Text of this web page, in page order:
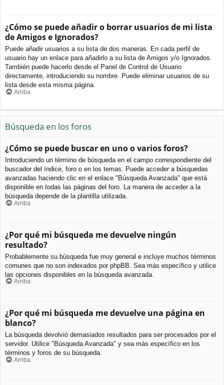
¿Cómo se puede añadir o borrar usuarios de mi lista
de Amigos e Ignorados?
Puede añadir usuarios a su lista de dos maneras. En cada perfil de
usuario hay un enlace para añadirlo a su lista de Amigos y/o Ignorados.
También puede hacerlo desde el Panel de Control de Usuario
directamente, introduciendo su nombre. Puede eliminar usuarios de su
lista desde esta misma página.
Arriba
Búsqueda en los foros
¿Cómo se puede buscar en uno o varios foros?
Introduciendo un término de búsqueda en el campo correspondiente del
buscador del índice, foro o en los temas. Puede acceder a búsquedas
avanzadas haciendo clic en el enlace "Búsqueda Avanzada" que está
disponible en todas las páginas del foro. La manera de acceder a la
búsqueda depende de la plantilla utilizada.
Arriba
¿Por qué mi búsqueda me devuelve ningún
resultado?
Probablemente su búsqueda fue muy general e incluye muchos términos
comunes que no son indexados por phpBB. Sea más específico y utilice
las opciones disponibles en la búsqueda avanzada.
Arriba
¿Por qué mi búsqueda me devuelve una página en
blanco?
La búsqueda devolvió demasiados resultados para ser procesados por el
servidor. Utilice "Búsqueda Avanzada" y sea más específico en los
términos y foros de su búsqueda.
Arriba